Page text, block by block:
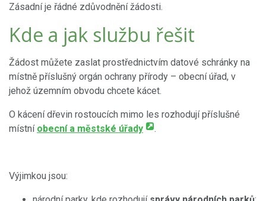
Zásadní je řádné zdůvodnění žádosti.
Kde a jak službu řešit
Žádost můžete zaslat prostřednictvím datové schránky na
místně příslušný orgán ochrany přírody – obecní úřad, v
jehož územním obvodu chcete kácet.
O kácení dřevin rostoucích mimo les rozhodují příslušné
místní obecní a městské úřady .
Výjimkou jsou: